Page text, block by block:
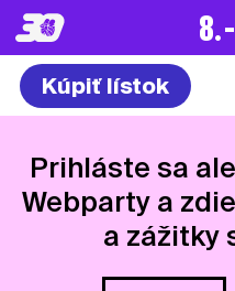
8.
Kúpiť lístok
Prihláste sa
Webparty a
a zážitky